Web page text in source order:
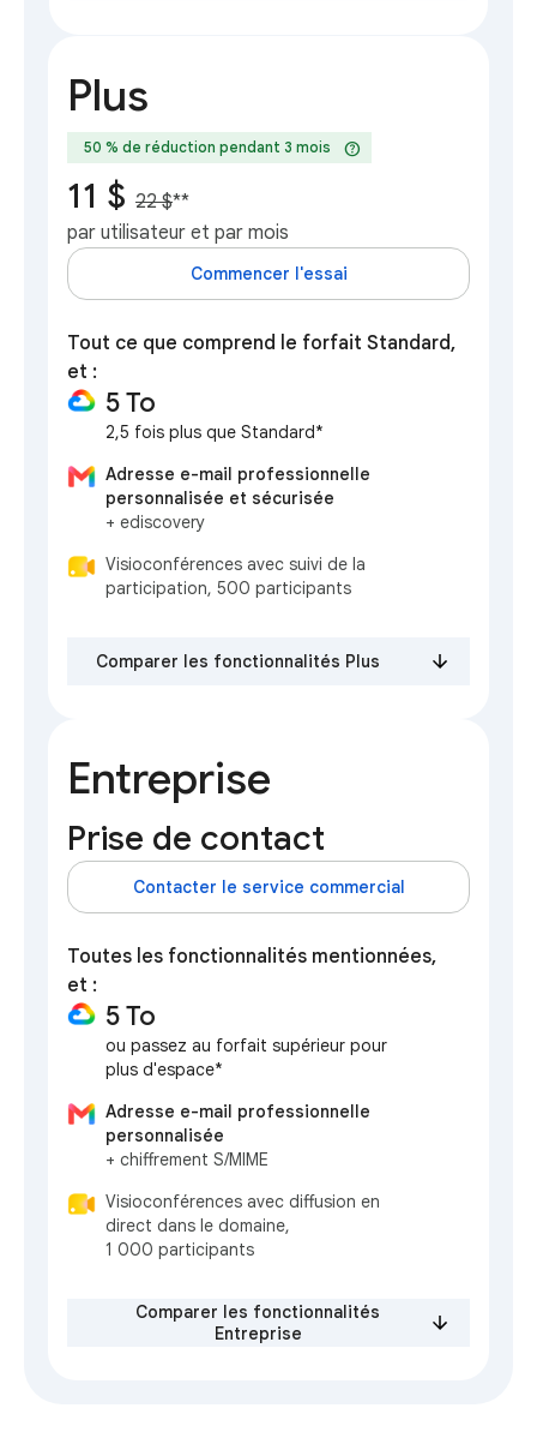
Plus
50 % de réduction pendant 3 mois help
11 $ 22 $**
par utilisateur et par mois
Commencer l'essai
Tout ce que comprend le forfait Standard,
et :
5 To
2,5 fois plus que Standard*
Adresse e-mail professionnelle
personnalisée et sécurisée
+ ediscovery
Visioconférences avec suivi de la
participation, 500 participants
Comparer les fonctionnalités Plus
Entreprise
Prise de contact
Contacter le service commercial
Toutes les fonctionnalités mentionnées,
et :
5 To
ou passez au forfait supérieur pour
plus d'espace*
Adresse e-mail professionnelle
personnalisée
+ chiffrement S/MIME
Visioconférences avec diffusion en
direct dans le domaine,
1 000 participants
Comparer les fonctionnalités
Entreprise